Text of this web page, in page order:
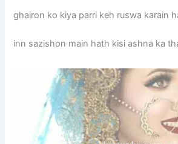
ghairon ko kiya parri keh ruswa karain
inn sazishon main hath kisi ashna ka